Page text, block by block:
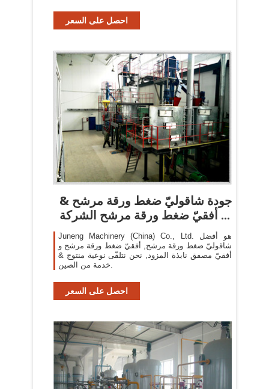
احصل على السعر
جودة شاقوليّ ضغط ورقة مرشح &
أفقيّ ضغط ورقة مرشح الشركة ...
Juneng Machinery (China) Co., Ltd. هو أفضل
شاقوليّ ضغط ورقة مرشح, أفقيّ ضغط ورقة مرشح و
أفقيّ مصفق نابذة المزود, نحن نتلقّى نوعية منتوج &
خدمة من الصين.
احصل على السعر